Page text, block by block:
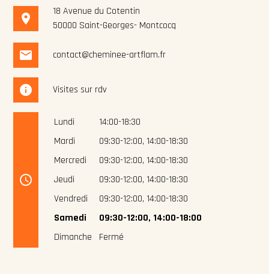
place
18 Avenue du Cotentin
50000 Saint-Georges- Montcocq
mail contact@cheminee-artflam.fr
info Visites sur rdv
access_time
Lundi
14:00-18:30
Mardi
09:30-12:00,14:00-18:30
Mercredi
09:30-12:00,14:00-18:30
Jeudi
09:30-12:00,14:00-18:30
Vendredi
09:30-12:00,14:00-18:30
Samedi
09:30-12:00, 14:00-18:00
Dimanche
Fermé